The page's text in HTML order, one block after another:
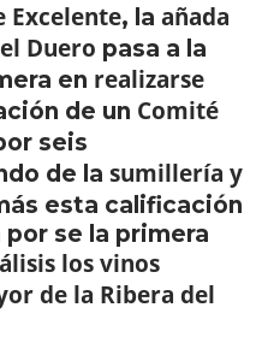
Excelente, la añada
Duero pasa a la
en realizarse
de un Comité
seis
de la sumillería y
esta calificación
se la primera
los vinos
de la Ribera del